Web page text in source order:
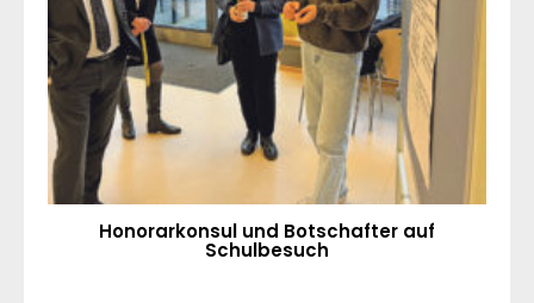
Honorarkonsul und Botschafter auf
Schulbesuch